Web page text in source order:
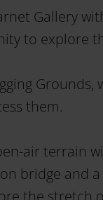
Gallery
to explore
them.
air terrain
bridge and
the stretch